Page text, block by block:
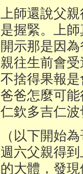
上師還說父
是握緊。上
開示那是因
親往生前會
不捨得果報
爸爸怎麼可
仁欽多吉仁
（以下開始
週六父親得
的大體，發